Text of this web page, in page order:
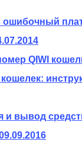
ошибочный
QIWI
кошелек:
и вывод